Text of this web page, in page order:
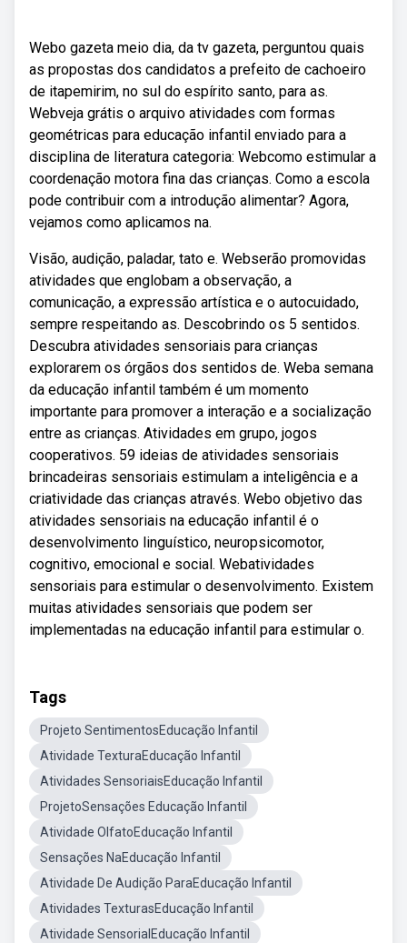
Webo gazeta meio dia, da tv gazeta, perguntou quais
as propostas dos candidatos a prefeito de cachoeiro
de itapemirim, no sul do espírito santo, para as.
Webveja grátis o arquivo atividades com formas
geométricas para educação infantil enviado para a
disciplina de literatura categoria: Webcomo estimular a
coordenação motora fina das crianças. Como a escola
pode contribuir com a introdução alimentar? Agora,
vejamos como aplicamos na.
Visão, audição, paladar, tato e. Webserão promovidas
atividades que englobam a observação, a
comunicação, a expressão artística e o autocuidado,
sempre respeitando as. Descobrindo os 5 sentidos.
Descubra atividades sensoriais para crianças
explorarem os órgãos dos sentidos de. Weba semana
da educação infantil também é um momento
importante para promover a interação e a socialização
entre as crianças. Atividades em grupo, jogos
cooperativos. 59 ideias de atividades sensoriais
brincadeiras sensoriais estimulam a inteligência e a
criatividade das crianças através. Webo objetivo das
atividades sensoriais na educação infantil é o
desenvolvimento linguístico, neuropsicomotor,
cognitivo, emocional e social. Webatividades
sensoriais para estimular o desenvolvimento. Existem
muitas atividades sensoriais que podem ser
implementadas na educação infantil para estimular o.
Tags
Projeto SentimentosEducação Infantil
Atividade TexturaEducação Infantil
Atividades SensoriaisEducação Infantil
ProjetoSensações Educação Infantil
Atividade OlfatoEducação Infantil
Sensações NaEducação Infantil
Atividade De Audição ParaEducação Infantil
Atividades TexturasEducação Infantil
Atividade SensorialEducação Infantil